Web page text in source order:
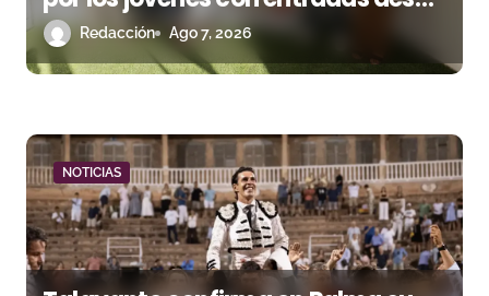
t
r
d
a
s
un euro
Redacción Ago 7, 2026
NOTICIAS